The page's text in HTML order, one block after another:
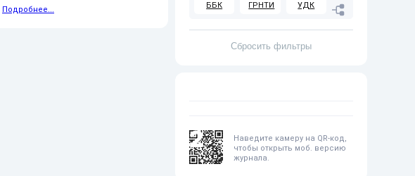
Подробнее... ББК ГРНТИ УДК
2
Наведите камеру на QR-код,
чтобы открыть моб. версию
журнала.